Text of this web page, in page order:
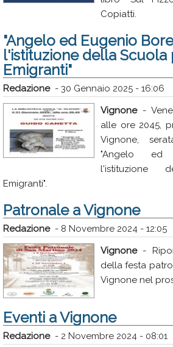
Copiatti.
"Angelo ed Eugenio
l'istituzione della Scuola
Emigranti"
Redazione- 30 Gennaio 2025 - 16:06
Vignone-
alle ore 2045,
Vignone,
"Angelo ed
l'istituzione
Emigranti".
Patronale a Vignone
Redazione- 8 Novembre 2024 - 12:05
Vignone-
della festa
Vignone nel
Eventi a Vignone
Redazione- 2 Novembre 2024 - 08:01